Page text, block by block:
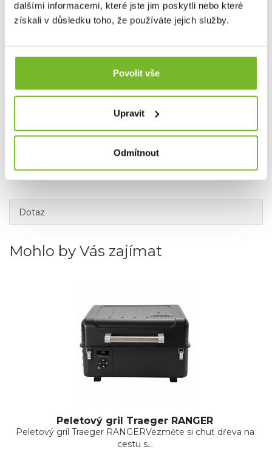
dalšími informacemi, které jste jim poskytli nebo které
získali v důsledku toho, že používáte jejich služby.
Povolit vše
Upravit
Odmítnout
Společnost MORIS design s.r.o., provozovatel eshopu
SAVETHEDAY.CZ je hrdý exkluzivní distributor značky
TRAEGER pro Českou republiku a Slovensko.
Dotaz
Mohlo by Vás zajímat
Peletový gril Traeger RANGER
Peletový gril Traeger RANGERVezměte si chuť dřeva na
cestu s...